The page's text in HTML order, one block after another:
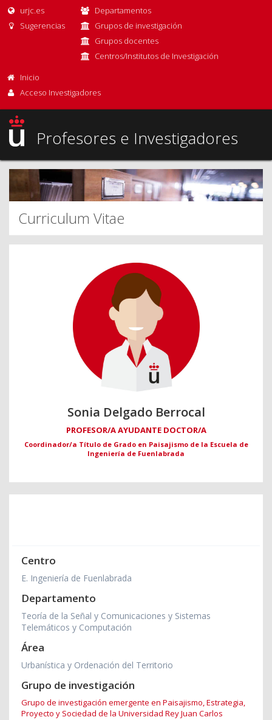
urjc.es
Sugerencias
Departamentos
Grupos de investigación
Grupos docentes
Centros/Institutos de Investigación
Inicio
Acceso Investigadores
Profesores e Investigadores
Curriculum Vitae
Sonia Delgado Berrocal
PROFESOR/A AYUDANTE DOCTOR/A
Coordinador/a Título de Grado en Paisajismo de la Escuela de
Ingeniería de Fuenlabrada
Centro
E. Ingeniería de Fuenlabrada
Departamento
Teoría de la Señal y Comunicaciones y Sistemas
Telemáticos y Computación
Área
Urbanística y Ordenación del Territorio
Grupo de investigación
Grupo de investigación emergente en Paisajismo, Estrategia,
Proyecto y Sociedad de la Universidad Rey Juan Carlos